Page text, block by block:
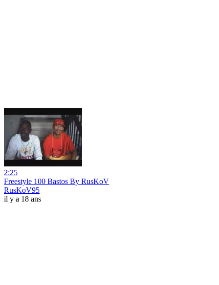
2:25
Freestyle 100 Bastos By RusKoV
RusKoV95
il y a 18 ans